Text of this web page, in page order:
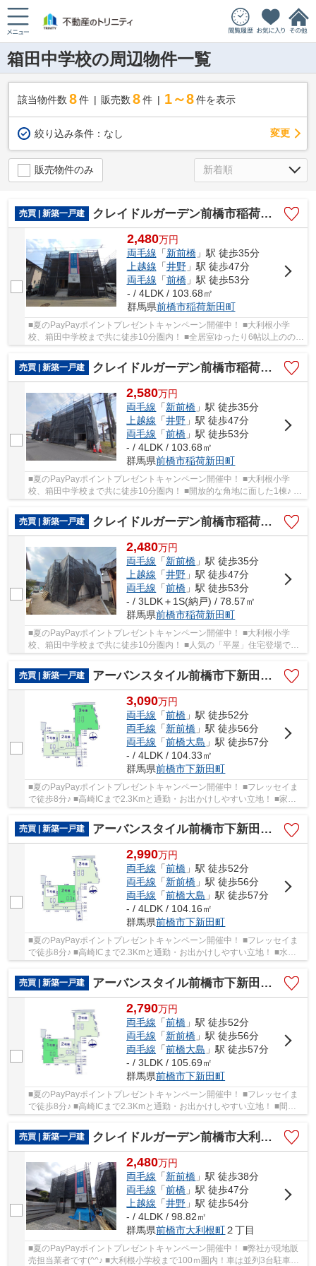
箱田中学校の周辺物件一覧
該当物件数 8件 販売数 8 件 1～8 件を表示
絞り込み条件： なし 変更
販売物件のみ
売買 | 新築一戸建 クレイドルガーデン前橋市稲荷新田町第3ー④
2,480万円
両毛線 「新前橋」駅 徒歩35分
上越線 「井野」駅 徒歩47分
両毛線 「前橋」駅 徒歩53分
- / 4LDK / 103.68㎡
群馬県前橋市稲荷新田町
■夏のPayPayポイントプレゼントキャンペーン開催中！ ■大利根小学
校、箱田中学校まで共に徒歩10分圏内！ ■全居室ゆったり6帖以上ののび
売買 | 新築一戸建
クレイドルガーデン前橋市稲荷新田町第3ー③
2,580万円
両毛線 「新前橋 」駅 徒歩35分
上越線 「井野 」駅 徒歩47分
両毛線 「前橋 」駅 徒歩53分
- / 4LDK / 103.68㎡
群馬県前橋市稲荷新田町
■夏のPayPayポイントプレゼントキャンペーン開催中！ ■大利根小学
校、箱田中学校まで共に徒歩10分圏内！ ■開放的な角地に面した1棟♪ ■
売買 | 新築一戸建
クレイドルガーデン前橋市稲荷新田町第3ー①
2,480万円
両毛線 「新前橋 」駅 徒歩35分
上越線 「井野 」駅 徒歩47分
両毛線 「前橋 」駅 徒歩53分
- / 3LDK＋1S(納戸) / 78.57㎡
群馬県前橋市稲荷新田町
■夏のPayPayポイントプレゼントキャンペーン開催中！ ■大利根小学
校、箱田中学校まで共に徒歩10分圏内！ ■人気の「平屋」住宅登場です♪
■3LDK＋ロフトスペース付き間取り！ ○大利根小...
売買 | 新築一戸建
アーバンスタイル前橋市下新田町1期ー③
3,090万円
両毛線 「前橋 」駅 徒歩52分
両毛線 「新前橋 」駅 徒歩56分
両毛線 「前橋大島 」駅 徒歩57分
- / 4LDK / 104.33㎡
群馬県前橋市下新田町
■夏のPayPayポイントプレゼントキャンペーン開催中！ ■フレッセイま
で徒歩8分♪ ■高崎ICまで2.3Kmと通勤・お出かけしやすい立地！ ■家族
と自然に顔合わせできるリビングアクセス階段♪ ...
売買 | 新築一戸建
アーバンスタイル前橋市下新田町1期ー②
2,990万円
両毛線 「前橋 」駅 徒歩52分
両毛線 「新前橋 」駅 徒歩56分
両毛線 「前橋大島 」駅 徒歩57分
- / 4LDK / 104.16㎡
群馬県前橋市下新田町
■夏のPayPayポイントプレゼントキャンペーン開催中！ ■フレッセイま
で徒歩8分♪ ■高崎ICまで2.3Kmと通勤・お出かけしやすい立地！ ■水回
売買 | 新築一戸建
アーバンスタイル前橋市下新田町1期ー①
2,790万円
両毛線 「前橋 」駅 徒歩52分
両毛線 「新前橋 」駅 徒歩56分
両毛線 「前橋大島 」駅 徒歩57分
- / 3LDK / 105.69㎡
群馬県前橋市下新田町
■夏のPayPayポイントプレゼントキャンペーン開催中！ ■フレッセイま
で徒歩8分♪ ■高崎ICまで2.3Kmと通勤・お出かけしやすい立地！ ■間仕
売買 | 新築一戸建
クレイドルガーデン前橋市大利根町第2ー②
2,480万円
両毛線 「新前橋 」駅 徒歩38分
両毛線 「前橋 」駅 徒歩47分
上越線 「井野 」駅 徒歩54分
- / 4LDK / 98.82㎡
群馬県前橋市大利根町２丁目
■夏のPayPayポイントプレゼントキャンペーン開催中！ ■弊社が現地販
売担当業者です(^^♪ ■大利根小学校まで100ｍ圏内！車は並列3台駐車可